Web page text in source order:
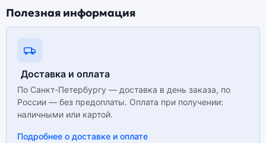
Полезная информация
Доставка и оплата
По Санкт-Петербургу — доставка в день заказа, по
России — без предоплаты. Оплата при получении:
наличными или картой.
Подробнее о доставке и оплате